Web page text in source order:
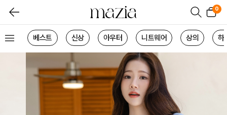
0
베스트 신상 아우터 니트웨어 상의 하